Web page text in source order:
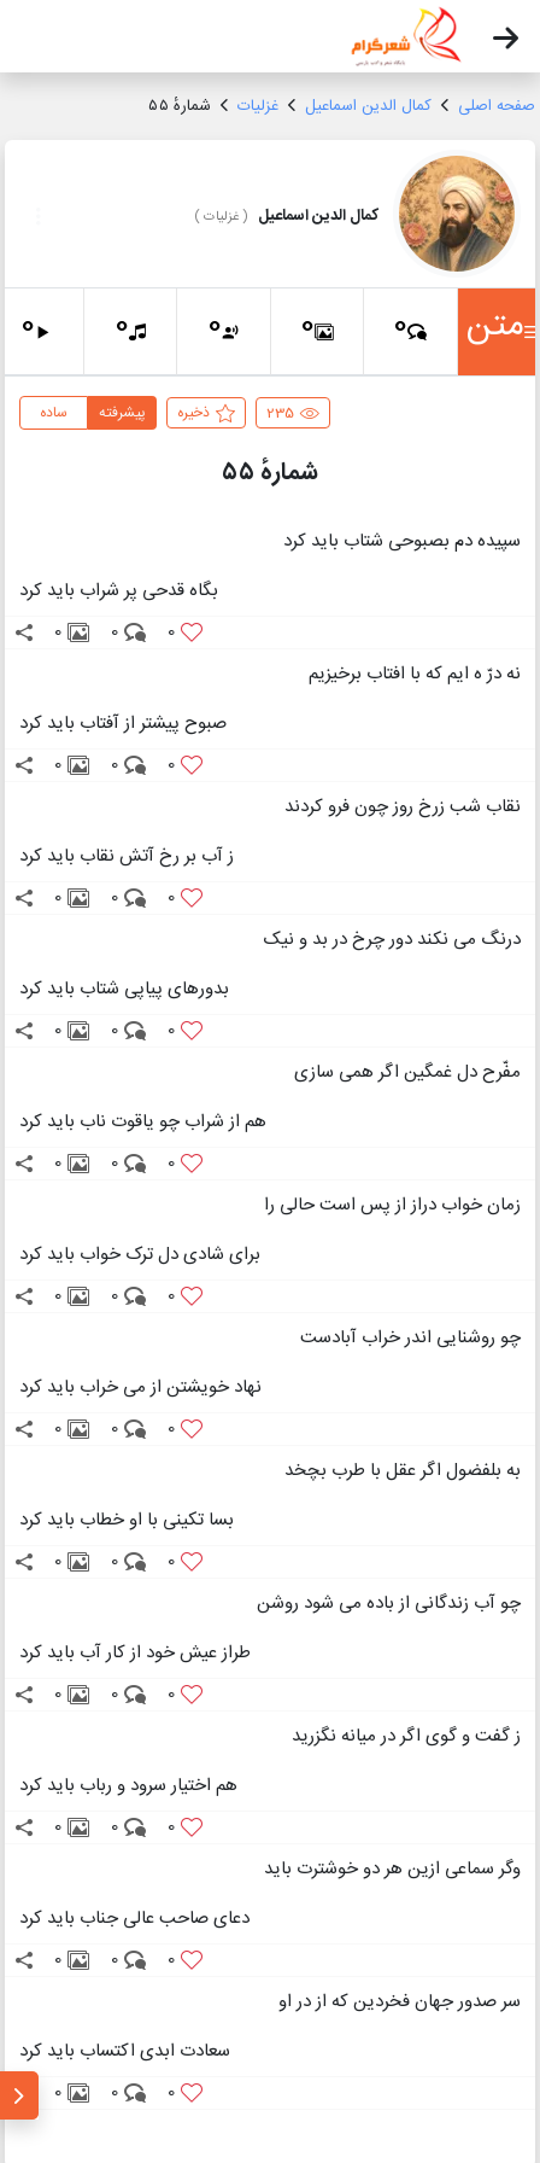
صفحه اصلی کمال الدین اسماعیل غزلیات شمارهٔ ۵۵
کمال الدین اسماعیل (غزلیات)
متن 0
0
0
0
0
235 ذخیره ساده پیشرفته
شمارهٔ ۵۵
سپیده دم بصبوحی شتاب باید کرد
بگاه قدحی پر شراب باید کرد
0
0
0
نه درّ ه ایم که با افتاب برخیزیم
صبوح پیشتر از آفتاب باید کرد
0
0
0
نقاب شب زرخ روز چون فرو کردند
ز آب بر رخ آتش نقاب باید کرد
0
0
0
درنگ می نکند دور چرخ در بد و نیک
بدورهای پیاپی شتاب باید کرد
0
0
0
مفّرح دل غمگین اگر همی سازی
هم از شراب چو یاقوت ناب باید کرد
0
0
0
زمان خواب دراز از پس است حالی را
برای شادی دل ترک خواب باید کرد
0
0
0
چو روشنایی اندر خراب آبادست
نهاد خویشتن از می خراب باید کرد
0
0
0
به بلفضول اگر عقل با طرب بچخد
بسا تکینی با او خطاب باید کرد
0
0
0
چو آب زندگانی از باده می شود روشن
طراز عیش خود از کار آب باید کرد
0
0
0
ز گفت و گوی اگر در میانه نگزرید
هم اختیار سرود و رباب باید کرد
0
0
0
وگر سماعی ازین هر دو خوشترت باید
دعای صاحب عالی جناب باید کرد
0
0
0
سر صدور جهان فخردین که از در او
سعادت ابدی اکتساب باید کرد
0
0
0